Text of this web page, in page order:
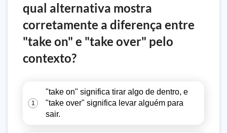
qual alternativa mostra
corretamente a diferença entre
"take on" e "take over" pelo
contexto?
1
"take on" significa tirar algo de dentro, e
"take over" significa levar alguém para
sair.